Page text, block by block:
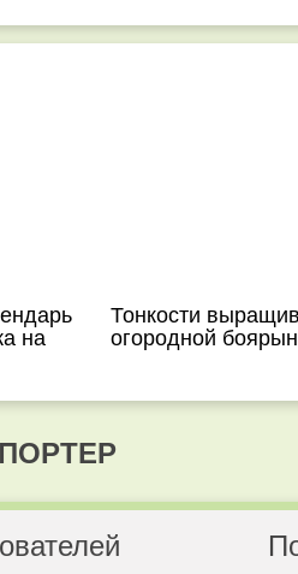
на
Тонкости
огородной